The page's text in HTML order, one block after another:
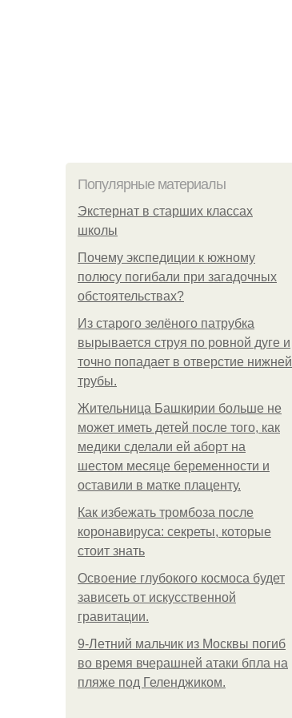
Популярные материалы
Экстернат в старших классах
школы
Почему экспедиции к южному
полюсу погибали при загадочных
обстоятельствах?
Из старого зелёного патрубка
вырывается струя по ровной дуге и
точно попадает в отверстие нижней
трубы.
Жительница Башкирии больше не
может иметь детей после того, как
медики сделали ей аборт на
шестом месяце беременности и
оставили в матке плаценту.
Как избежать тромбоза после
коронавируса: секреты, которые
стоит знать
Освоение глубокого космоса будет
зависеть от искусственной
гравитации.
9-Лeтний мaльчик из Москвы погиб
во время вчерашней атаки бпла на
пляже под Геленджиком.